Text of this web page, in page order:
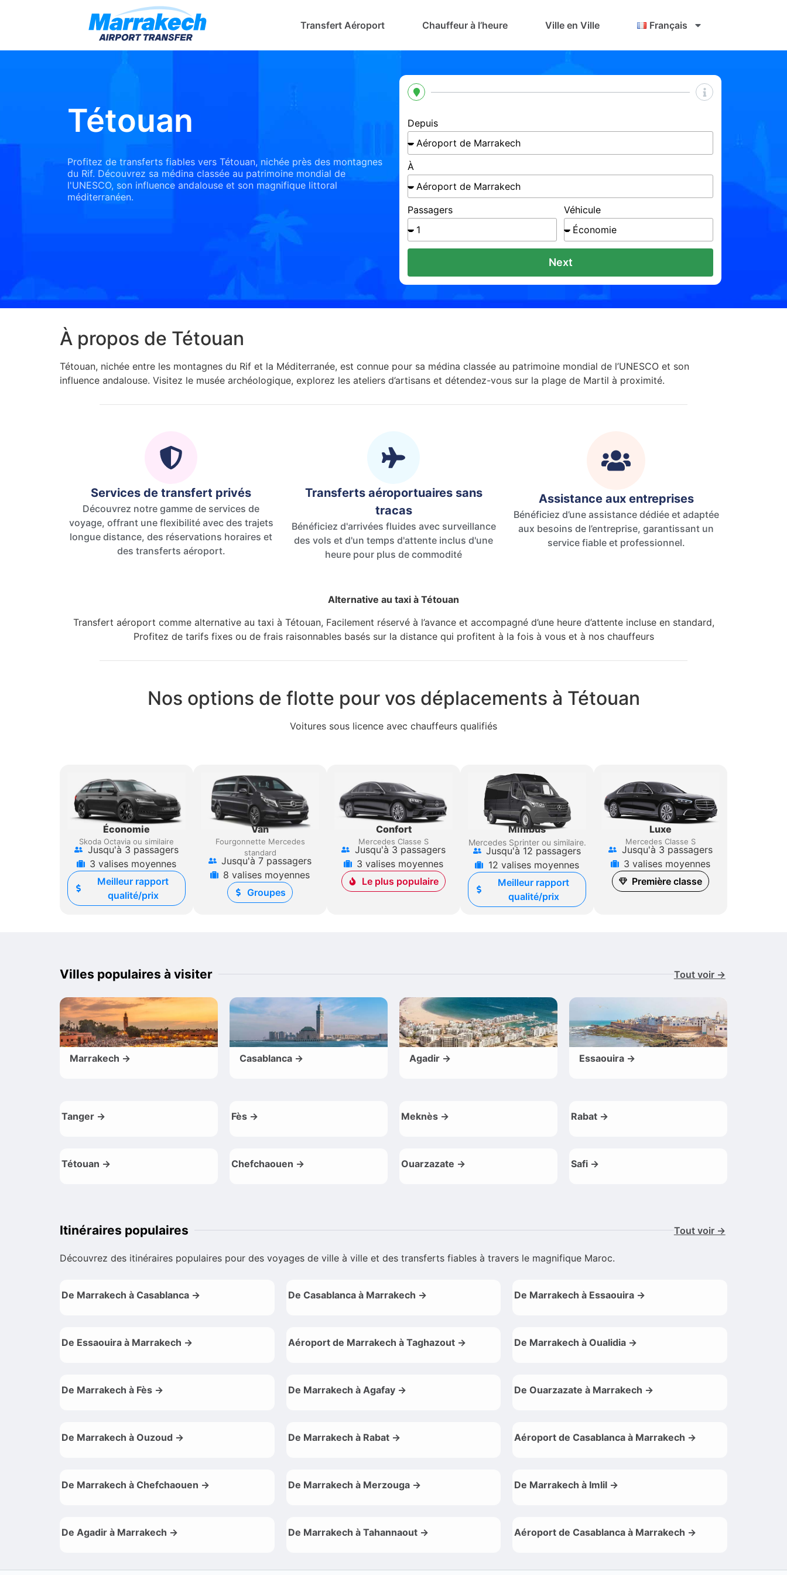
Transfert Aéroport Chauffeur à l’heure Ville en Ville Français
Tétouan
Profitez de transferts fiables vers Tétouan, nichée près des montagnes
du Rif. Découvrez sa médina classée au patrimoine mondial de
l'UNESCO, son influence andalouse et son magnifique littoral
méditerranéen.
Depuis
À
Passagers Véhicule
Next
À propos de Tétouan
Tétouan, nichée entre les montagnes du Rif et la Méditerranée, est connue pour sa médina classée au patrimoine mondial de l’UNESCO et son
influence andalouse. Visitez le musée archéologique, explorez les ateliers d’artisans et détendez-vous sur la plage de Martil à proximité.
Services de transfert privés
Découvrez notre gamme de services de
voyage, offrant une flexibilité avec des trajets
longue distance, des réservations horaires et
des transferts aéroport.
Transferts aéroportuaires sans
tracas
Bénéficiez d'arrivées fluides avec surveillance
des vols et d'un temps d'attente inclus d'une
heure pour plus de commodité
Assistance aux entreprises
Bénéficiez d’une assistance dédiée et adaptée
aux besoins de l’entreprise, garantissant un
service fiable et professionnel.
Alternative au taxi à Tétouan
Transfert aéroport comme alternative au taxi à Tétouan, Facilement réservé à l’avance et accompagné d’une heure d’attente incluse en standard,
Profitez de tarifs fixes ou de frais raisonnables basés sur la distance qui profitent à la fois à vous et à nos chauffeurs
Nos options de flotte pour vos déplacements à Tétouan
Voitures sous licence avec chauffeurs qualifiés
Économie
Skoda Octavia ou similaire
Jusqu'à 3 passagers
3 valises moyennes
Meilleur rapport
qualité/prix
Van
Fourgonnette Mercedes
standard
Jusqu'à 7 passagers
8 valises moyennes
Groupes
Confort
Mercedes Classe S
Jusqu'à 3 passagers
3 valises moyennes
Le plus populaire
Minibus
Mercedes Sprinterou similaire.
Jusqu'à 12 passagers
12 valises moyennes
Meilleur rapport
qualité/prix
Luxe
Mercedes Classe S
Jusqu'à 3 passagers
3 valises moyennes
Première classe
Villes populaires à visiter Tout voir →
Marrakech → Casablanca → Agadir → Essaouira →
Tanger → Fès → Meknès → Rabat →
Tétouan → Chefchaouen → Ouarzazate → Safi →
Itinéraires populaires Tout voir →
Découvrez des itinéraires populaires pour des voyages de ville à ville et des transferts fiables à travers le magnifique Maroc.
De Marrakech à Casablanca → De Casablanca à Marrakech → De Marrakech à Essaouira →
De Essaouira à Marrakech → Aéroport de Marrakech à Taghazout → De Marrakech à Oualidia →
De Marrakech à Fès → De Marrakech à Agafay → De Ouarzazate à Marrakech →
De Marrakech à Ouzoud → De Marrakech à Rabat → Aéroport de Casablanca à Marrakech →
De Marrakech à Chefchaouen → De Marrakech à Merzouga → De Marrakech à Imlil →
De Agadir à Marrakech → De Marrakech à Tahannaout → Aéroport de Casablanca à Marrakech →